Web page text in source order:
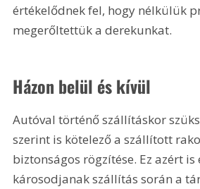
értékelődnek fel, hogy nélkülük
megerőltettük a derekunkat.
Házon belül és kívül
Autóval történő szállításkor
szerint is kötelező a szállított
biztonságos rögzítése. Ez azért
károsodjanak szállítás során a